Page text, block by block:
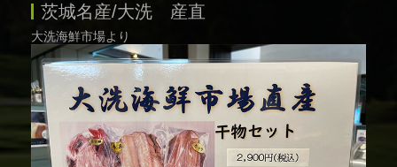
茨城名産/大洗 産直
大洗海鮮市場より